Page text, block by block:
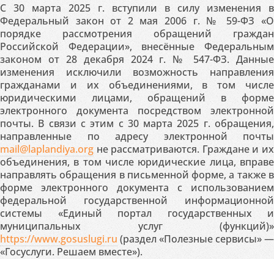
С 30 марта 2025 г. вступили в силу изменения в
Федеральный закон от 2 мая 2006 г. № 59-ФЗ «О
порядке рассмотрения обращений граждан
Российской Федерации», внесённые Федеральным
законом от 28 декабря 2024 г. № 547-ФЗ. Данные
изменения исключили возможность направления
гражданами и их объединениями, в том числе
юридическими лицами, обращений в форме
электронного документа посредством электронной
почты. В связи с этим с 30 марта 2025 г. обращения,
направленные по адресу электронной почты
mail@laplandiya.org не рассматриваются. Граждане и их
объединения, в том числе юридические лица, вправе
направлять обращения в письменной форме, а также в
форме электронного документа с использованием
федеральной государственной информационной
системы «Единый портал государственных и
муниципальных услуг (функций)»
https://www.gosuslugi.ru (раздел «Полезные сервисы» —
«Госуслуги. Решаем вместе»).